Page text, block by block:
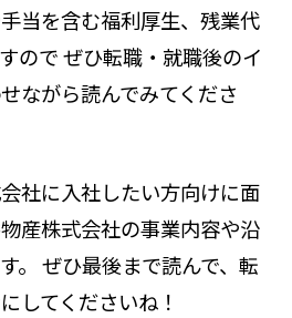
当を含む福利厚生、残業代
ので ぜひ転職・就職後のイ
ながら読んでみてくださ
社に入社したい方向けに面
産株式会社の事業内容や沿
。 ぜひ最後まで読んで、転
してくださいね！